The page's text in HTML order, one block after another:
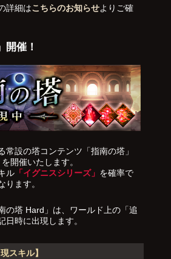
詳細はこちらのお知らせよりご確
開催！
常設の塔コンテンツ「指南の塔」
開催いたします。
ル「イグニスシリーズ」 を確率で
ります。
の塔 Hard」は、ワールド上の「追
日時に出現します。
スキル】